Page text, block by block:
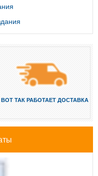
ТАК РАБОТАЕТ ДОСТАВКА